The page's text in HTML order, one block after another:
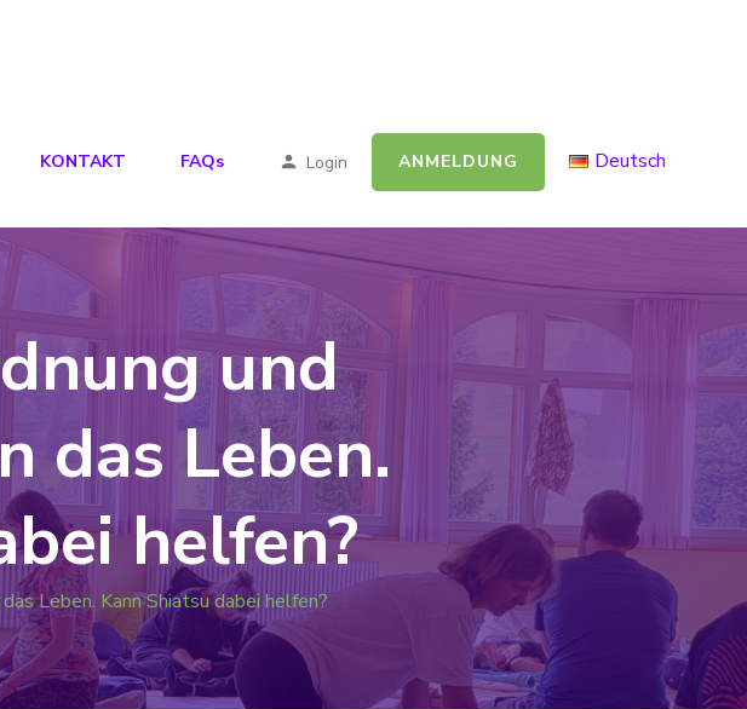
KONTAKT FAQs Login ANMELDUNG Deutsch
und
das Leben.
helfen?
Leben. Kann Shiatsu dabei helfen?